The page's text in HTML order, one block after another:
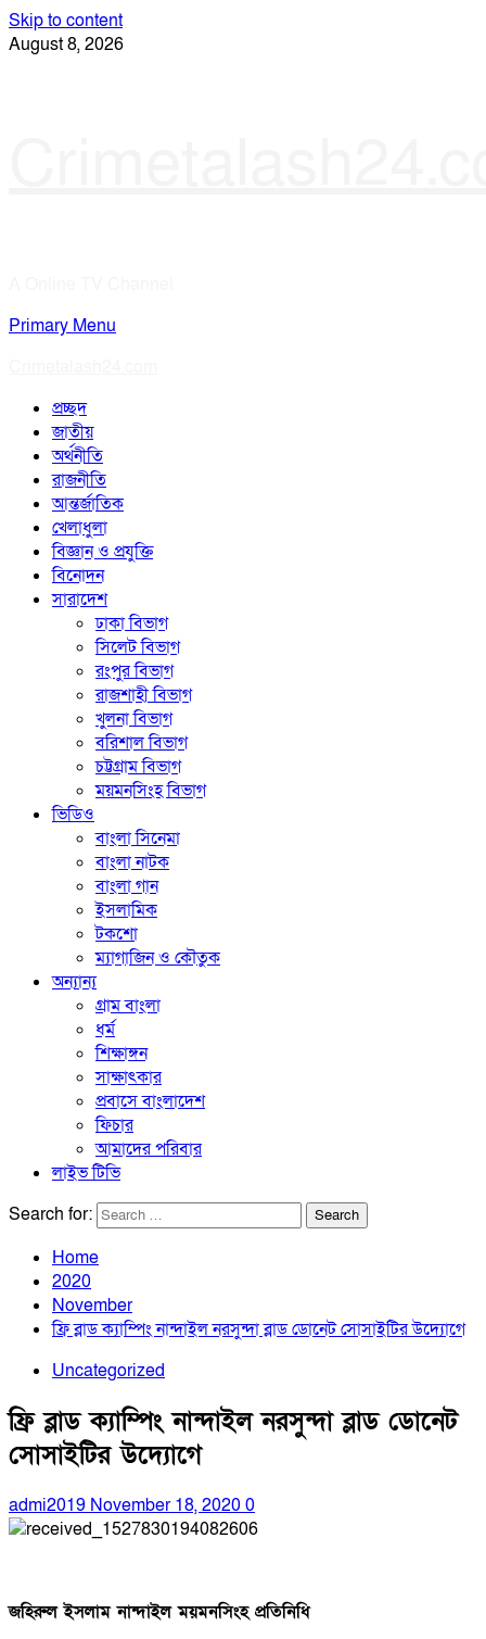
Skip to content
August 8, 2026
Primary Menu
প্রচ্ছদ
জাতীয়
অর্থনীতি
রাজনীতি
আন্তর্জাতিক
খেলাধুলা
বিজ্ঞান ও প্রযুক্তি
বিনোদন
সারাদেশ
ঢাকা বিভাগ
সিলেট বিভাগ
রংপুর বিভাগ
রাজশাহী বিভাগ
খুলনা বিভাগ
বরিশাল বিভাগ
চট্টগ্রাম বিভাগ
ময়মনসিংহ বিভাগ
ভিডিও
বাংলা সিনেমা
বাংলা নাটক
বাংলা গান
ইসলামিক
টকশো
ম্যাগাজিন ও কৌতুক
অন্যান্য
গ্রাম বাংলা
ধর্ম
শিক্ষাঙ্গন
সাক্ষাৎকার
প্রবাসে বাংলাদেশ
ফিচার
আমাদের পরিবার
লাইভ টিভি
Search for:
Home
2020
November
ফ্রি ব্লাড ক্যাম্পিং নান্দাইল নরসুন্দা ব্লাড ডোনেট সোসাইটির উদ্যোগে
Uncategorized
ফ্রি ব্লাড ক্যাম্পিং নান্দাইল নরসুন্দা ব্লাড ডোনেট
সোসাইটির উদ্যোগে
admi2019 November 18, 2020 0
জহিরুল ইসলাম নান্দাইল ময়মনসিংহ প্রতিনিধি